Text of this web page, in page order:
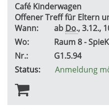
Café Kinderwagen
Offener Treff für Eltern
Wann:
ab Do., 3.12.,
Wo:
Raum 8 -
Nr.:
G1.5.94
Status:
Anmeldung